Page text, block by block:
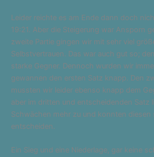
Leider reichte es am Ende dann doch
19:21. Aber die Steigerung war Ansporn
zweite Partie gingen wir mit sehr viel
Selbstvertrauen. Das war auch gut so;
starke Gegner. Dennoch wurden wir
gewannen den ersten Satz knapp. Den
mussten wir leider ebenso knapp dem
aber im dritten und entscheidenden Satz
Schwächen mehr zu und konnten diesen
entscheiden.
Ein Sieg und eine Niederlage, gar keine